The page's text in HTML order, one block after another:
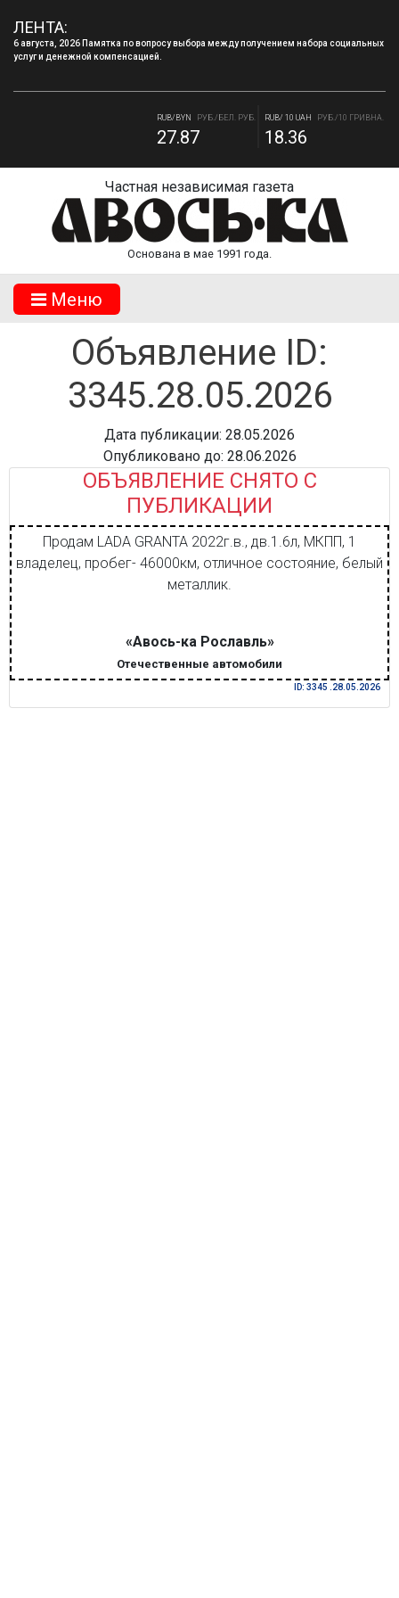
ЛЕНТА:
6 августа, 2026 Памятка по вопросу выбора между получением набора социальных
услуг и денежной компенсацией.
RUB/BYN РУБ./БЕЛ. РУБ.
27.87
RUB/ 10 UAH РУБ./10 ГРИВНА.
18.36
82.17 94.84
Частная независимая газета
Основана в мае 1991 года.
Mеню
Объявление ID:
3345.28.05.2026
Дата публикации: 28.05.2026
Опубликовано до: 28.06.2026
ОБЪЯВЛЕНИЕ СНЯТО С
ПУБЛИКАЦИИ
Продам LADA GRANTA 2022г.в., дв.1.6л, МКПП, 1
владелец, пробег- 46000км, отличное состояние, белый
металлик.
«Авось-ка Рославль»
Отечественные автомобили
ID: 3345 .28.05.2026